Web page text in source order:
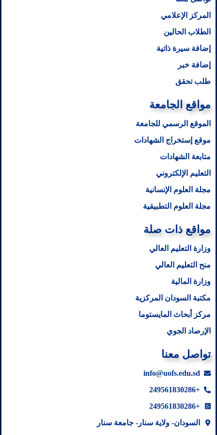
المركز الإعلامي
الطلاب الحالين
إضافة سيرة ذاتية
إضافة خبر
طلب تحقق
مواقع الجامعة
الموقع الرسمي للجامعة
موقع إستخراج الشهادات
متابعة الشهادات
التعليم الإلكتروني
مجلة العلوم الإنسانية
مجلة العلوم التطبيقية
مواقع ذات صلة
وزارة التعليم العالي
منح التعليم العالي
وزارة المالية
مكتبة السودان المركزية
مركز أبحاث المايستوما
الإرصاد الجوي
تواصل معنا
info@uofs.edu.sd
+249561830286
+249561830286
السودان- ولاية سنار- جامعة سنار